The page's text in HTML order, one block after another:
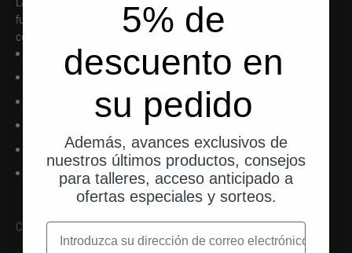
funciones de luz necesarias para el funcionamiento legal se
combinan en un solo conjunto.
Luz trasera
Luz de freno
Indicador izquierdo
Iluminación de la matrícula
Reflectores
Cantidad:
5% de
descuento en
su pedido
Además, avances exclusivos de
nuestros últimos productos, consejos
para talleres, acceso anticipado a
ofertas especiales y sorteos.
correo electrónico